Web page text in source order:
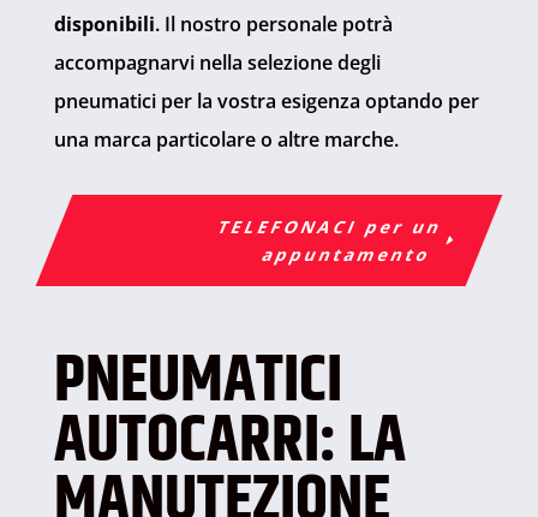
disponibili. Il nostro personale potrà
accompagnarvi nella selezione degli
pneumatici per la vostra esigenza optando per
una marca particolare o altre marche.
TELEFONACI per un
appuntamento
PNEUMATICI
AUTOCARRI: LA